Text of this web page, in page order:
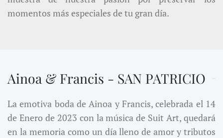
momentos más especiales de tu gran día.
Ainoa & Francis - SAN PATRICIO
La emotiva boda de Ainoa y Francis, celebrada el 14
de Enero de 2023 con la música de Suit Art, quedará
en la memoria como un día lleno de amor y tributos